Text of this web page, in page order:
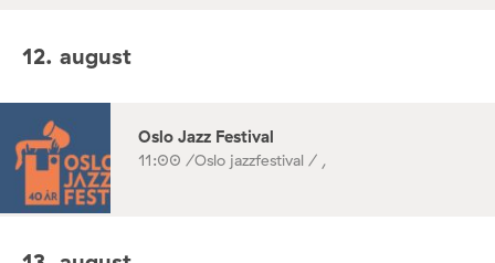
12. august
Oslo Jazz Festival
11:00 /Oslo jazzfestival / ,